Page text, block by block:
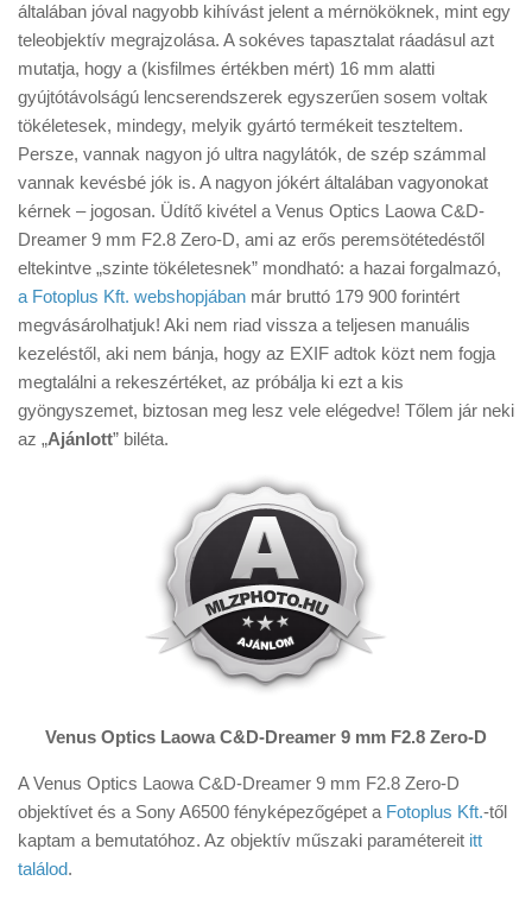
általában jóval nagyobb kihívást jelent a mérnököknek, mint egy
teleobjektív megrajzolása. A sokéves tapasztalat ráadásul azt
mutatja, hogy a (kisfilmes értékben mért) 16 mm alatti
gyújtótávolságú lencserendszerek egyszerűen sosem voltak
tökéletesek, mindegy, melyik gyártó termékeit teszteltem.
Persze, vannak nagyon jó ultra nagylátók, de szép számmal
vannak kevésbé jók is. A nagyon jókért általában vagyonokat
kérnek – jogosan. Üdítő kivétel a Venus Optics Laowa C&D-
Dreamer 9 mm F2.8 Zero-D, ami az erős peremsötétedéstől
eltekintve „szinte tökéletesnek” mondható: a hazai forgalmazó,
a Fotoplus Kft. webshopjában már bruttó 179 900 forintért
megvásárolhatjuk! Aki nem riad vissza a teljesen manuális
kezeléstől, aki nem bánja, hogy az EXIF adtok közt nem fogja
megtalálni a rekeszértéket, az próbálja ki ezt a kis
gyöngyszemet, biztosan meg lesz vele elégedve! Tőlem jár neki
az „Ajánlott” biléta.
Venus Optics Laowa C&D-Dreamer 9 mm F2.8 Zero-D
A Venus Optics Laowa C&D-Dreamer 9 mm F2.8 Zero-D
objektívet és a Sony A6500 fényképezőgépet a Fotoplus Kft.-től
kaptam a bemutatóhoz. Az objektív műszaki paramétereit itt
találod.